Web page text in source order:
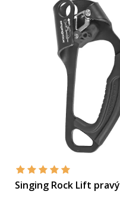
Singing Rock Lift pravý